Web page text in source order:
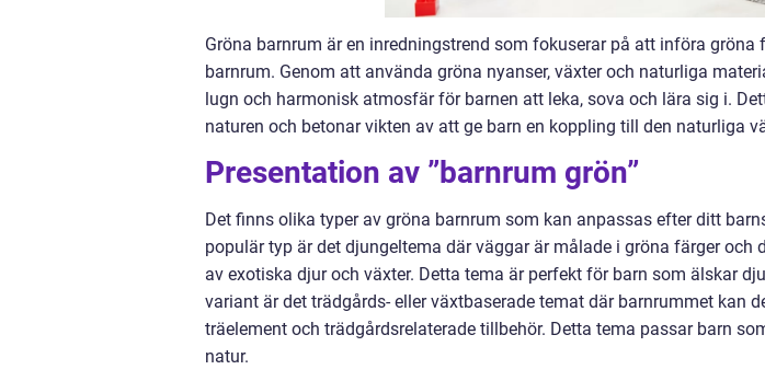
Gröna barnrum är en inredningstrend som fokuserar på att införa gröna
barnrum. Genom att använda gröna nyanser, växter och naturliga
lugn och harmonisk atmosfär för barnen att leka, sova och lära sig i.
naturen och betonar vikten av att ge barn en koppling till den naturliga
Presentation av ”barnrum grön”
Det finns olika typer av gröna barnrum som kan anpassas efter ditt
populär typ är det djungeltema där väggar är målade i gröna färger och
av exotiska djur och växter. Detta tema är perfekt för barn som älskar
variant är det trädgårds- eller växtbaserade temat där barnrummet kan
träelement och trädgårdsrelaterade tillbehör. Detta tema passar barn
natur.